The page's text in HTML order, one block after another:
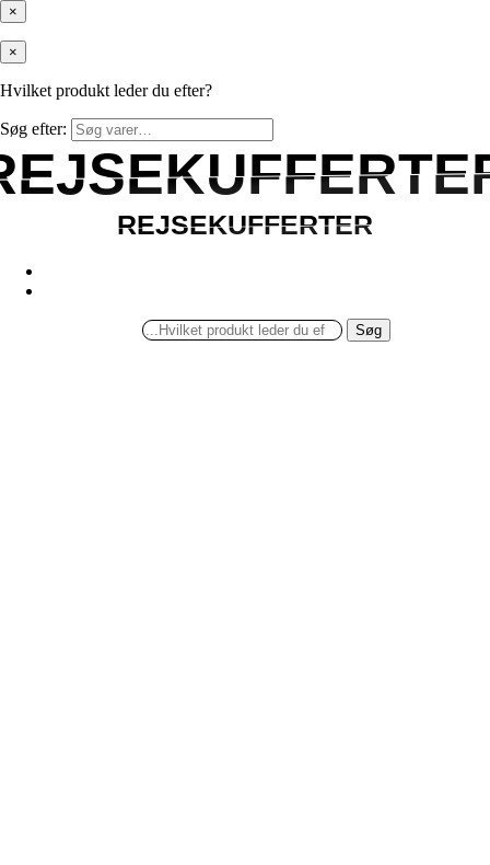
×
×
Hvilket produkt leder du efter?
Søg efter:
REJSEKUFFERTER
REJSEKUFFERTER
Søg